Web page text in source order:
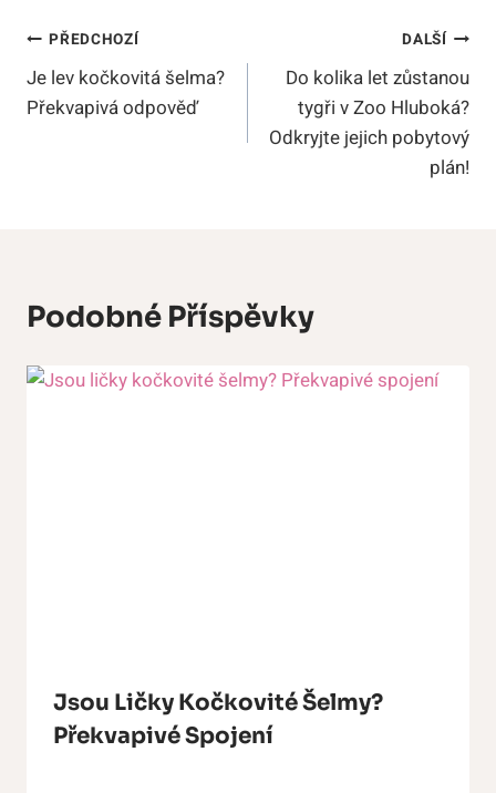
Navigace
Pro
Příspěvek
PŘEDCHOZÍ
Je lev kočkovitá šelma?
Překvapivá odpověď
DALŠÍ
Do kolika let zůstanou
tygři v Zoo Hluboká?
Odkryjte jejich pobytový
plán!
Podobné Příspěvky
Jsou Ličky Kočkovité Šelmy?
Překvapivé Spojení